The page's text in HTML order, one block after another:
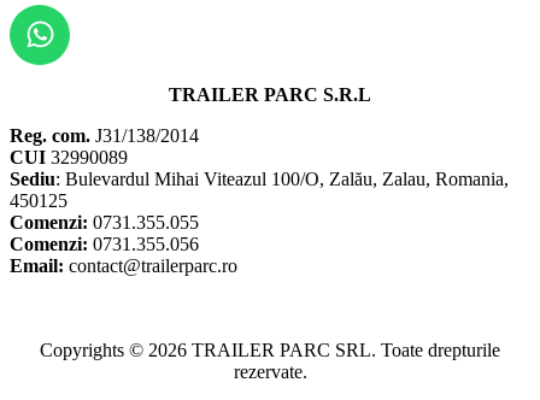
TRAILER PARC S.R.L
Reg. com. J31/138/2014
CUI 32990089
Sediu: Bulevardul Mihai Viteazul 100/O, Zalău, Zalau, Romania,
450125
Comenzi: 0731.355.055
Comenzi: 0731.355.056
Email: contact@trailerparc.ro
Copyrights © 2026 TRAILER PARC SRL. Toate drepturile
rezervate.